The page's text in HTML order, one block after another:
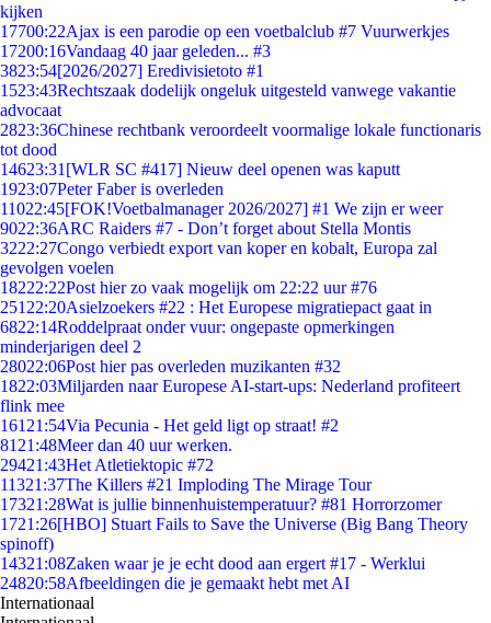
kijken
17700:22Ajax is een parodie op een voetbalclub #7 Vuurwerkjes
17200:16Vandaag 40 jaar geleden... #3
3823:54[2026/2027] Eredivisietoto #1
1523:43Rechtszaak dodelijk ongeluk uitgesteld vanwege vakantie
advocaat
2823:36Chinese rechtbank veroordeelt voormalige lokale functionaris
tot dood
14623:31 [WLR SC #417] Nieuw deel openen was kaputt
1923:07Peter Faber is overleden
11022:45[FOK!Voetbalmanager 2026/2027] #1 We zijn er weer
9022:36ARC Raiders #7 - Don’t forget about Stella Montis
3222:27Congo verbiedt export van koper en kobalt, Europa zal
gevolgen voelen
18222:22Post hier zo vaak mogelijk om 22:22 uur #76
251 22:20Asielzoekers #22 : Het Europese migratiepact gaat in
6822:14Roddelpraat onder vuur: ongepaste opmerkingen
minderjarigen deel 2
28022:06Post hier pas overleden muzikanten #32
1822:03Miljarden naar Europese AI-start-ups: Nederland profiteert
flink mee
161 21:54Via Pecunia - Het geld ligt op straat! #2
81 21:48Meer dan 40 uur werken.
29421:43Het Atletiektopic #72
11321:37The Killers #21 Imploding The Mirage Tour
17321:28Wat is jullie binnenhuistemperatuur? #81 Horrorzomer
1721:26[HBO] Stuart Fails to Save the Universe (Big Bang Theory
spinoff)
14321:08Zaken waar je je echt dood aan ergert #17 - Werklui
24820:58Afbeeldingen die je gemaakt hebt met AI
Internationaal